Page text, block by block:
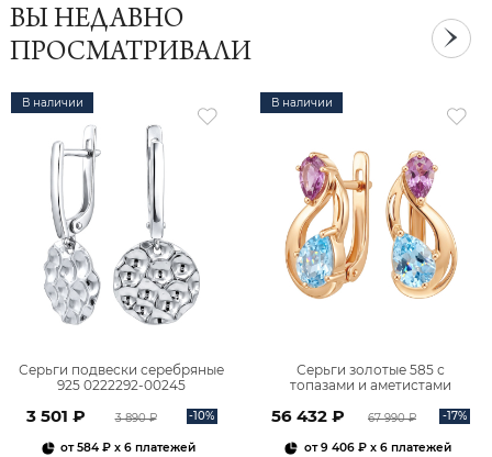
ВЫ НЕДАВНО
ПРОСМАТРИВАЛИ
В наличии
Серьги подвески серебряные
925 0222292-00245
3 501 ₽ 3 890 ₽ -10%
от584 ₽ x 6 платежей
В наличии
Серьги золотые 585 с
топазами и аметистами
56 432 ₽ 67 990 ₽ -17%
от9 406 ₽x 6 платежей